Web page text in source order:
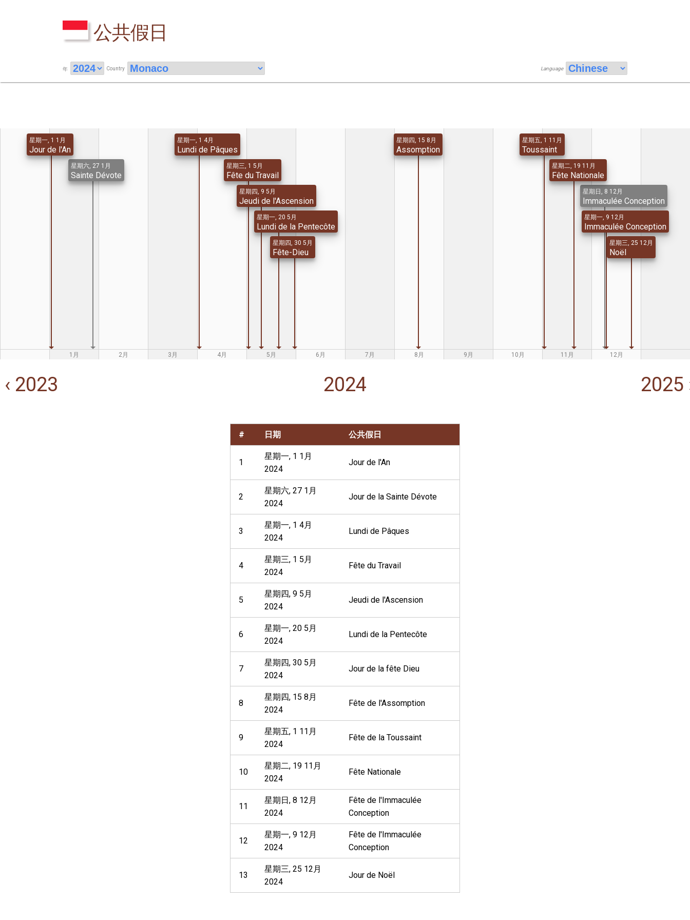
公共假日
年 Country Language
星期一, 1 1月
Jour de l'An
星期六, 27 1月
Sainte Dévote
星期一, 1 4月
Lundi de Pâques
星期三, 1 5月
Fête du Travail
星期四, 9 5月
Jeudi de l'Ascension
星期一, 20 5月
Lundi de la Pentecôte
星期四, 30 5月
Fête-Dieu
星期四, 15 8月
Assomption
星期五, 1 11月
Toussaint
星期二, 19 11月
Fête Nationale
星期日, 8 12月
Immaculée Conception
星期一, 9 12月
Immaculée Conception
星期三, 25 12月
Noël
1月 2月 3月 4月 5月 6月 7月 8月 9月 10月 11月 12月
‹ 2023 2024 2025
# 日期 公共假日
1
星期一, 1 1月
2024
Jour de l'An
2
星期六, 27 1月
2024
Jour de la Sainte Dévote
3
星期一, 1 4月
2024
Lundi de Pâques
4
星期三, 1 5月
2024
Fête du Travail
5
星期四, 9 5月
2024
Jeudi de l'Ascension
6
星期一, 20 5月
2024
Lundi de la Pentecôte
7
星期四, 30 5月
2024
Jour de la fête Dieu
8
星期四, 15 8月
2024
Fête de l'Assomption
9
星期五, 1 11月
2024
Fête de la Toussaint
10
星期二, 19 11月
2024
Fête Nationale
11
星期日, 8 12月
2024
Fête de l'Immaculée
Conception
12
星期一, 9 12月
2024
Fête de l'Immaculée
Conception
13
星期三, 25 12月
2024
Jour de Noël